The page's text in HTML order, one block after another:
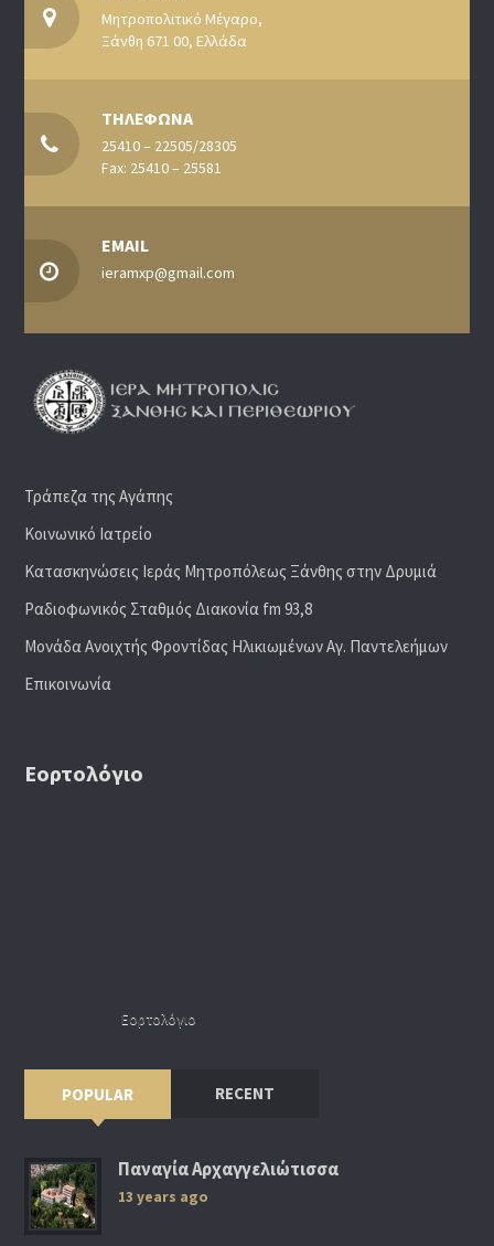
Μητροπολιτικό Μέγαρο,
Ξάνθη 671 00, Ελλάδα
ΤΗΛΕΦΩΝΑ
25410 – 22505/28305
Fax: 25410 – 25581
EMAIL
ieramxp@gmail.com
Τράπεζα της Αγάπης
Κοινωνικό Ιατρείο
Κατασκηνώσεις Ιεράς Μητροπόλεως Ξάνθης στην Δρυμιά
Ραδιoφωνικός Σταθμός Διακονία fm 93,8
Μονάδα Ανοιχτής Φροντίδας Ηλικιωμένων Αγ. Παντελεήμων
Επικοινωνία
Εορτολόγιο
Εορτολόγιο
POPULAR RECENT
Παναγία Αρχαγγελιώτισσα
13 years ago